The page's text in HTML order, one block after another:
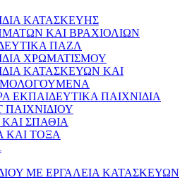
ΚΑΤΑΣΚΕΥΗΣ
ΚΑΙ ΒΡΑΧΙΟΛΙΩΝ
ΠΑΖΛ
ΧΡΩΜΑΤΙΣΜΟΥ
ΚΑΤΑΣΚΕΥΩΝ ΚΑΙ
ΕΚΠΑΙΔΕΥΤΙΚΑ ΠΑΙΧΝΙΔΙΑ
ΣΠΑΘΙΑ
ΚΑΙ ΤΟΞΑ
ΜΕ ΕΡΓΑΛΕΙΑ ΚΑΤΑΣΚΕΥΩΝ